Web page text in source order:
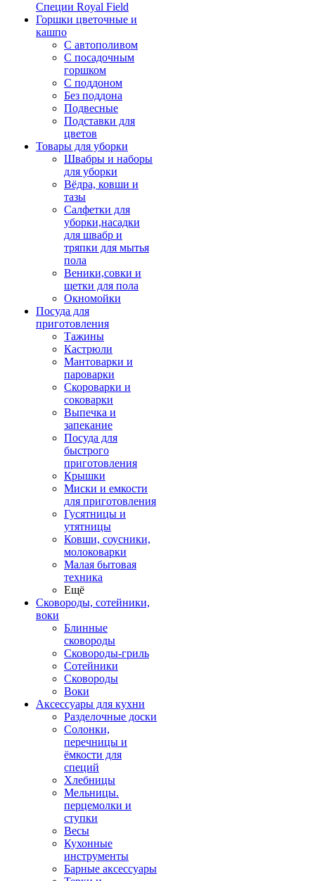
Специи Royal Field
Горшки цветочные и
кашпо
С автополивом
С посадочным
горшком
С поддоном
Без поддона
Подвесные
Подставки для
цветов
Товары для уборки
Швабры и наборы
для уборки
Вёдра, ковши и
тазы
Салфетки для
уборки,насадки
для швабр и
тряпки для мытья
пола
Веники,совки и
щетки для пола
Окномойки
Посуда для
приготовления
Тажины
Кастрюли
Мантоварки и
пароварки
Скороварки и
соковарки
Выпечка и
запекание
Посуда для
быстрого
приготовления
Крышки
Миски и емкости
для приготовления
Гусятницы и
утятницы
Ковши, соусники,
молоковарки
Малая бытовая
техника
Ещё
Сковороды, сотейники,
воки
Блинные
сковороды
Сковороды-гриль
Сотейники
Сковороды
Воки
Аксессуары для кухни
Разделочные доски
Солонки,
перечницы и
ёмкости для
специй
Хлебницы
Мельницы.
перцемолки и
ступки
Весы
Кухонные
инструменты
Барные аксессуары